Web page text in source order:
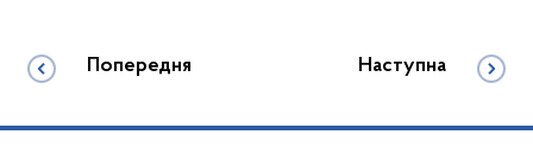
Попередня Наступна